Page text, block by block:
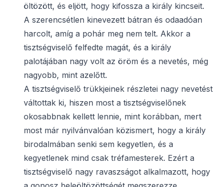
öltözött, és eljött, hogy kifossza a király kincseit.
A szerencsétlen kinevezett bátran és odaadóan
harcolt, amíg a pohár meg nem telt. Akkor a
tisztségviselő felfedte magát, és a király
palotájában nagy volt az öröm és a nevetés, még
nagyobb, mint azelőtt.
A tisztségviselő trükkjeinek részletei nagy nevetést
váltottak ki, hiszen most a tisztségviselőnek
okosabbnak kellett lennie, mint korábban, mert
most már nyilvánvalóan közismert, hogy a király
birodalmában senki sem kegyetlen, és a
kegyetlenek mind csak tréfamesterek. Ezért a
tisztségviselő nagy ravaszságot alkalmazott, hogy